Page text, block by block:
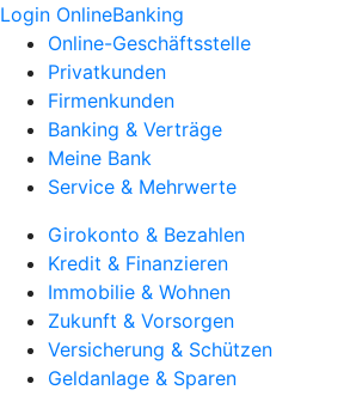
Login OnlineBanking
Online-Geschäftsstelle
Privatkunden
Firmenkunden
Banking & Verträge
Meine Bank
Service & Mehrwerte
Girokonto & Bezahlen
Kredit & Finanzieren
Immobilie & Wohnen
Zukunft & Vorsorgen
Versicherung & Schützen
Geldanlage & Sparen